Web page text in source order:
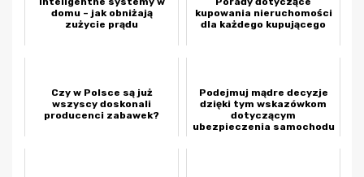
domu – jak obniżają
zużycie prądu
kupowania nieruchomości
dla każdego kupującego
Czy w Polsce są już
wszyscy doskonali
producenci zabawek?
Podejmuj mądre decyzje
dzięki tym wskazówkom
dotyczącym
ubezpieczenia samochodu